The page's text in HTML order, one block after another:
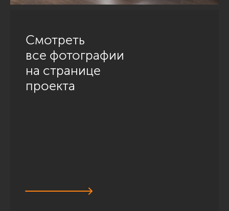
Смотреть
все фотографии
на странице
проекта